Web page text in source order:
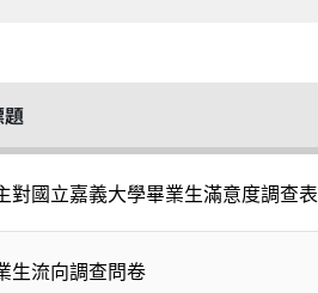
對國立嘉義大學畢業生滿意度調查表
生流向調查問卷